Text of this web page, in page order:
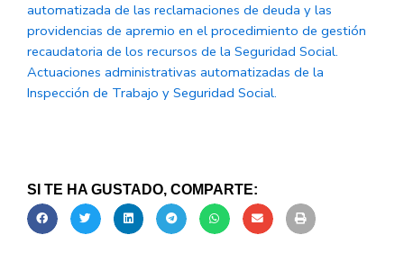
automatizada de las reclamaciones de deuda y las
providencias de apremio en el procedimiento de gestión
recaudatoria de los recursos de la Seguridad Social.
Actuaciones administrativas automatizadas de la
Inspección de Trabajo y Seguridad Social.
SI TE HA GUSTADO, COMPARTE: